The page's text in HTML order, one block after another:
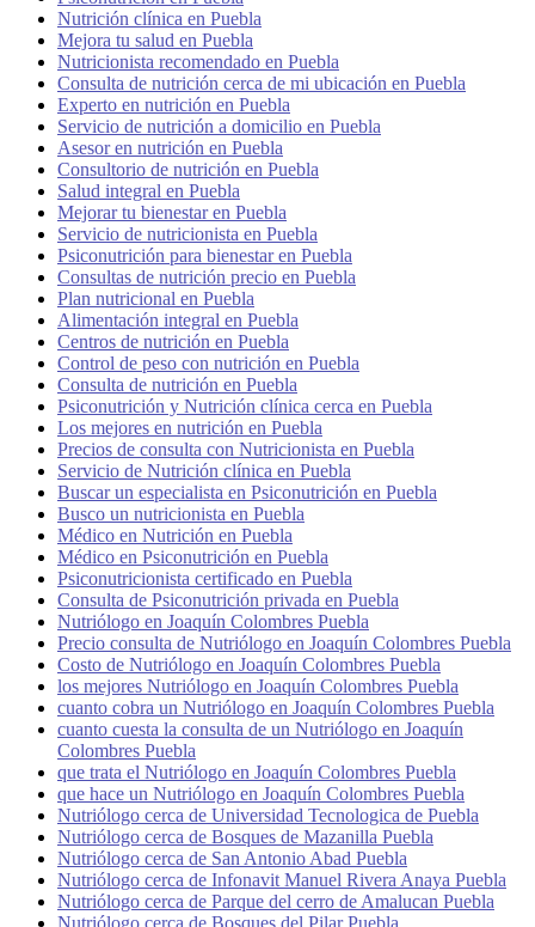
Nutrición clínica en Puebla
Mejora tu salud en Puebla
Nutricionista recomendado en Puebla
Consulta de nutrición cerca de mi ubicación en Puebla
Experto en nutrición en Puebla
Servicio de nutrición a domicilio en Puebla
Asesor en nutrición en Puebla
Consultorio de nutrición en Puebla
Salud integral en Puebla
Mejorar tu bienestar en Puebla
Servicio de nutricionista en Puebla
Psiconutrición para bienestar en Puebla
Consultas de nutrición precio en Puebla
Plan nutricional en Puebla
Alimentación integral en Puebla
Centros de nutrición en Puebla
Control de peso con nutrición en Puebla
Consulta de nutrición en Puebla
Psiconutrición y Nutrición clínica cerca en Puebla
Los mejores en nutrición en Puebla
Precios de consulta con Nutricionista en Puebla
Servicio de Nutrición clínica en Puebla
Buscar un especialista en Psiconutrición en Puebla
Busco un nutricionista en Puebla
Médico en Nutrición en Puebla
Médico en Psiconutrición en Puebla
Psiconutricionista certificado en Puebla
Consulta de Psiconutrición privada en Puebla
Nutriólogo en Joaquín Colombres Puebla
Precio consulta de Nutriólogo en Joaquín Colombres Puebla
Costo de Nutriólogo en Joaquín Colombres Puebla
los mejores Nutriólogo en Joaquín Colombres Puebla
cuanto cobra un Nutriólogo en Joaquín Colombres Puebla
cuanto cuesta la consulta de un Nutriólogo en Joaquín
Colombres Puebla
que trata el Nutriólogo en Joaquín Colombres Puebla
que hace un Nutriólogo en Joaquín Colombres Puebla
Nutriólogo cerca de Universidad Tecnologica de Puebla
Nutriólogo cerca de Bosques de Mazanilla Puebla
Nutriólogo cerca de San Antonio Abad Puebla
Nutriólogo cerca de Infonavit Manuel Rivera Anaya Puebla
Nutriólogo cerca de Parque del cerro de Amalucan Puebla
Nutriólogo cerca de Bosques del Pilar Puebla